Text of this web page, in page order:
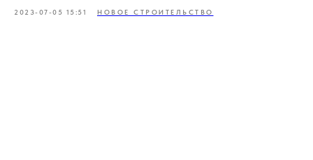
2023-07-05 15:51 НОВОЕ СТРОИТЕЛЬСТВО